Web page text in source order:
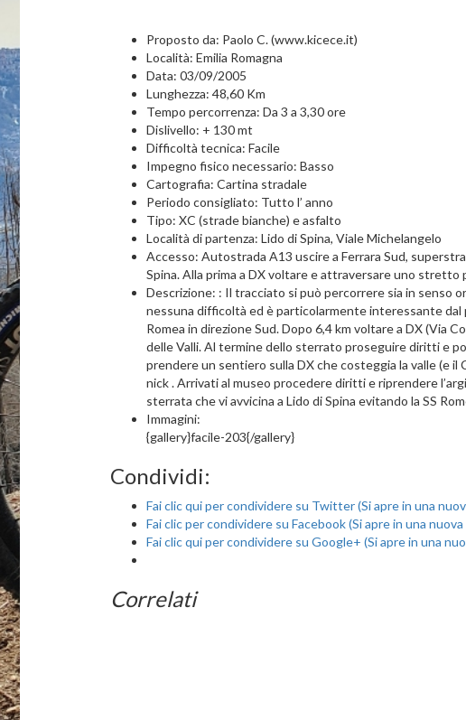
Proposto da: Paolo C. (www.kicece.it)
Località: Emilia Romagna
Data: 03/09/2005
Lunghezza: 48,60 Km
Tempo percorrenza: Da 3 a 3,30 ore
Dislivello: + 130 mt
Difficoltà tecnica: Facile
Impegno fisico necessario: Basso
Cartografia: Cartina stradale
Periodo consigliato: Tutto l’ anno
Tipo: XC (strade bianche) e asfalto
Località di partenza: Lido di Spina, Viale Michelangelo
Accesso: Autostrada A13 uscire a Ferrara Sud,
Spina. Alla prima a DX voltare e attraversare uno stretto
Descrizione: : Il tracciato si può percorrere sia in senso
nessuna difficoltà ed è particolarmente interessante dal
Romea in direzione Sud. Dopo 6,4 km voltare a DX (Via
delle Valli. Al termine dello sterrato proseguire diritti e
prendere un sentiero sulla DX che costeggia la valle (e
nick . Arrivati al museo procedere diritti e riprendere
sterrata che vi avvicina a Lido di Spina evitando la SS
Immagini:
{gallery}facile-203{/gallery}
Condividi:
Fai clic qui per condividere su Twitter (Si apre in una
Fai clic per condividere su Facebook (Si apre in una
Fai clic qui per condividere su Google+ (Si apre in una
Correlati